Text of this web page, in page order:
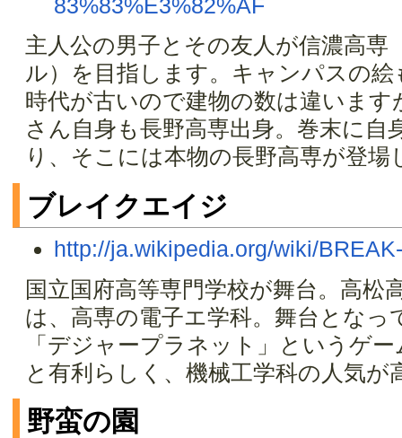
83%83%E3%82%AF
主人公の男子とその友人が信濃高専
ル）を目指します。キャンパスの
時代が古いので建物の数は違いま
さん自身も長野高専出身。巻末に自
り、そこには本物の長野高専が登
ブレイクエイジ
http://ja.wikipedia.org/wiki/
国立国府高等専門学校が舞台。高松
は、高専の電子エ学科。舞台とな
「デジャープラネット」というゲ
と有利らしく、機械工学科の人気が
野蛮の園